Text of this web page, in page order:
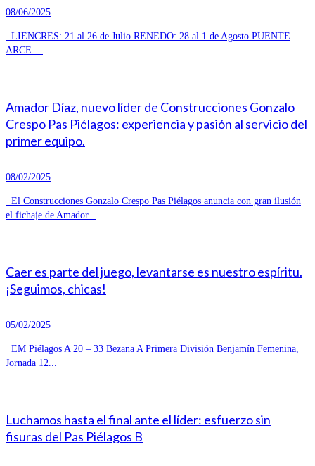
08/06/2025
LIENCRES: 21 al 26 de Julio RENEDO: 28 al 1 de Agosto PUENTE
ARCE:...
Amador Díaz, nuevo líder de Construcciones Gonzalo
Crespo Pas Piélagos: experiencia y pasión al servicio del
primer equipo.
08/02/2025
El Construcciones Gonzalo Crespo Pas Piélagos anuncia con gran ilusión
el fichaje de Amador...
Caer es parte del juego, levantarse es nuestro espíritu.
¡Seguimos, chicas!
05/02/2025
EM Piélagos A 20 – 33 Bezana A Primera División Benjamín Femenina,
Jornada 12...
Luchamos hasta el final ante el líder: esfuerzo sin
fisuras del Pas Piélagos B